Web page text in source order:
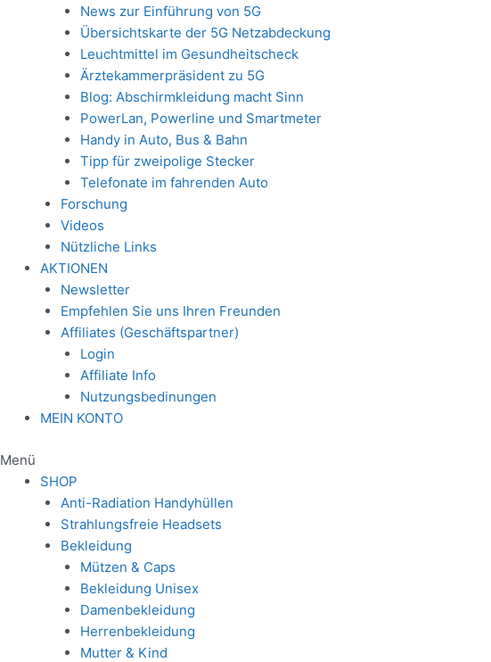
News zur Einführung von 5G
Übersichtskarte der 5G Netzabdeckung
Leuchtmittel im Gesundheitscheck
Ärztekammerpräsident zu 5G
Blog: Abschirmkleidung macht Sinn
PowerLan, Powerline und Smartmeter
Handy in Auto, Bus & Bahn
Tipp für zweipolige Stecker
Telefonate im fahrenden Auto
Forschung
Videos
Nützliche Links
AKTIONEN
Newsletter
Empfehlen Sie uns Ihren Freunden
Affiliates (Geschäftspartner)
Login
Affiliate Info
Nutzungsbedinungen
MEIN KONTO
Menü
SHOP
Anti-Radiation Handyhüllen
Strahlungsfreie Headsets
Bekleidung
Mützen & Caps
Bekleidung Unisex
Damenbekleidung
Herrenbekleidung
Mutter & Kind